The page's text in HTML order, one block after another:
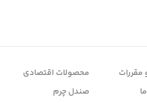
مقررات
محصولات اقتصادی
صندل چرم